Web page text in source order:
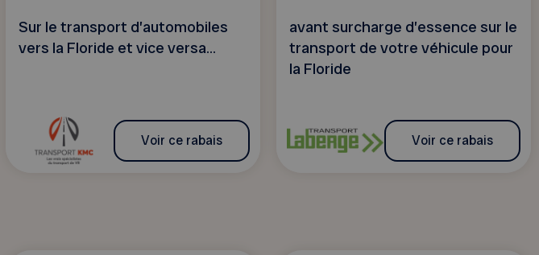
Sur le transport d’automobiles
vers la Floride et vice versa...
Voir ce rabais
avant surcharge d’essence sur le
transport de votre véhicule pour
la Floride
Voir ce rabais